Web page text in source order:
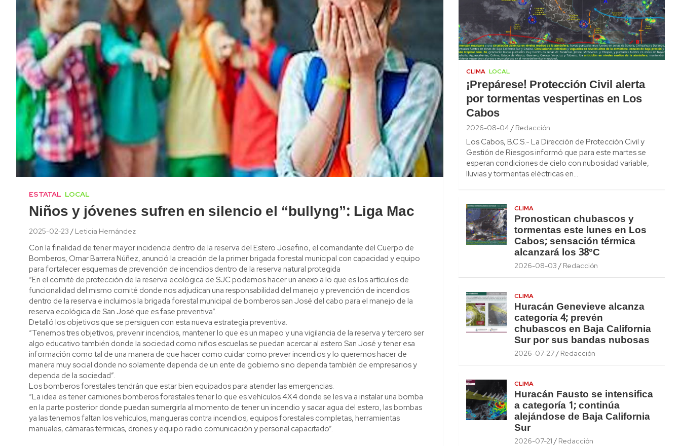
ESTATAL LOCAL
Niños y jóvenes sufren en silencio el “bullyng”: Liga Mac
2025-02-23 Leticia Hernández
Con la finalidad de tener mayor incidencia dentro de la reserva del Estero Josefino, el comandante del Cuerpo de
Bomberos, Omar Barrera Núñez, anunció la creación de la primer brigada forestal municipal con capacidad y equipo
para fortalecer esquemas de prevención de incendios dentro de la reserva natural protegida
“En el comité de protección de la reserva ecológica de SJC podemos hacer un anexo a lo que es los artículos de
funcionalidad del mismo comité donde nos adjudican una responsabilidad del manejo y prevención de incendios
dentro de la reserva e incluimos la brigada forestal municipal de bomberos san José del cabo para el manejo de la
reserva ecológica de San José que es fase preventiva”.
Detalló los objetivos que se persiguen con esta nueva estrategia preventiva.
“Tenemos tres objetivos, prevenir incendios, mantener lo que es un mapeo y una vigilancia de la reserva y tercero ser
algo educativo también donde la sociedad como niños escuelas se puedan acercar al estero San José y tener esa
información como tal de una manera de que hacer como cuidar como prever incendios y lo queremos hacer de
manera muy social donde no solamente dependa de un ente de gobierno sino dependa también de empresarios y
dependa de la sociedad”.
Los bomberos forestales tendrán que estar bien equipados para atender las emergencias.
“La idea es tener camiones bomberos forestales tener lo que es vehículos 4X4 donde se les va a instalar una bomba
en la parte posterior donde puedan sumergirla al momento de tener un incendio y sacar agua del estero, las bombas
ya las tenemos faltan los vehículos, mangueras contra incendios, equipos forestales completas, herramientas
manuales, cámaras térmicas, drones y equipo radio comunicación y personal capacitado”.
CLIMA LOCAL
¡Prepárese! Protección Civil alerta
por tormentas vespertinas en Los
Cabos
2026-08-04 Redacción
Los Cabos, B.C.S.- La Dirección de Protección Civil y
Gestión de Riesgos informó que para este martes se
esperan condiciones de cielo con nubosidad variable,
lluvias y tormentas eléctricas en…
CLIMA
Pronostican chubascos y
tormentas este lunes en Los
Cabos; sensación térmica
alcanzará los 38°C
2026-08-03 Redacción
CLIMA
Huracán Genevieve alcanza
categoría 4; prevén
chubascos en Baja California
Sur por sus bandas nubosas
2026-07-27 Redacción
CLIMA
Huracán Fausto se intensifica
a categoría 1; continúa
alejándose de Baja California
Sur
2026-07-21 Redacción